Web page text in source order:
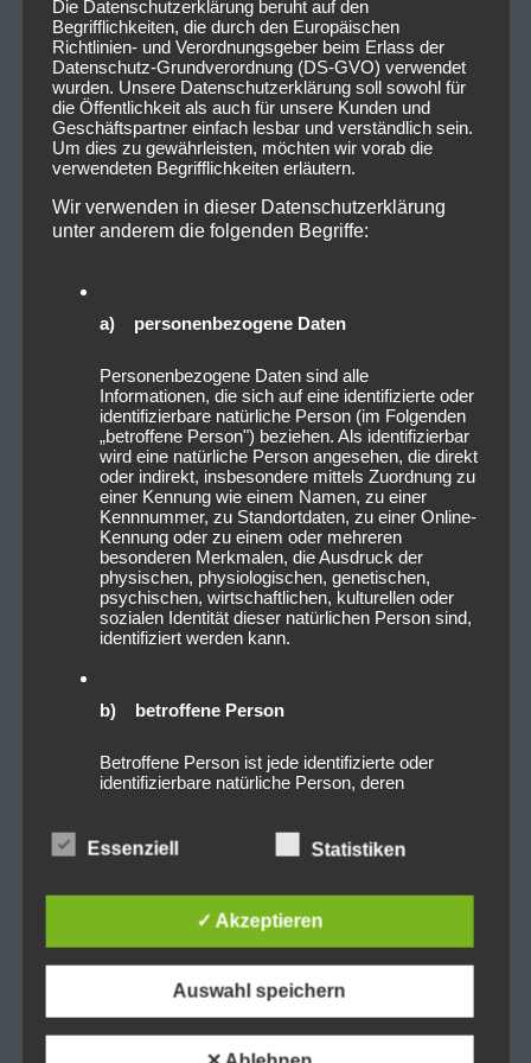
Die Datenschutzerklärung beruht auf den
Begrifflichkeiten, die durch den Europäischen
Richtlinien- und Verordnungsgeber beim Erlass der
Datenschutz-Grundverordnung (DS-GVO) verwendet
wurden. Unsere Datenschutzerklärung soll sowohl für
die Öffentlichkeit als auch für unsere Kunden und
Geschäftspartner einfach lesbar und verständlich sein.
Um dies zu gewährleisten, möchten wir vorab die
verwendeten Begrifflichkeiten erläutern.
Wir verwenden in dieser Datenschutzerklärung
unter anderem die folgenden Begriffe:
a) personenbezogene Daten
Personenbezogene Daten sind alle
Informationen, die sich auf eine identifizierte oder
identifizierbare natürliche Person (im Folgenden
„betroffene Person") beziehen. Als identifizierbar
wird eine natürliche Person angesehen, die direkt
oder indirekt, insbesondere mittels Zuordnung zu
einer Kennung wie einem Namen, zu einer
Kennnummer, zu Standortdaten, zu einer Online-
Kennung oder zu einem oder mehreren
besonderen Merkmalen, die Ausdruck der
physischen, physiologischen, genetischen,
psychischen, wirtschaftlichen, kulturellen oder
sozialen Identität dieser natürlichen Person sind,
identifiziert werden kann.
b) betroffene Person
Betroffene Person ist jede identifizierte oder
identifizierbare natürliche Person, deren
werden.
c) Verarbeitung
Verarbeitung ist jeder mit oder ohne Hilfe
automatisierter Verfahren ausgeführte Vorgang
oder jede solche Vorgangsreihe im
wie das Erheben, das Erfassen, die
Essenziell Statistiken
✓ Akzeptieren
Auswahl speichern